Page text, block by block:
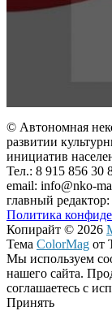
© Автономная
развитии
инициатив
Тел.: 8 915 856 30
email: info@nko-
главный
Политика
Копирайт © 2026
Тема ColorMag от
Мы используем
нашего сайта.
соглашаетесь с
Принять